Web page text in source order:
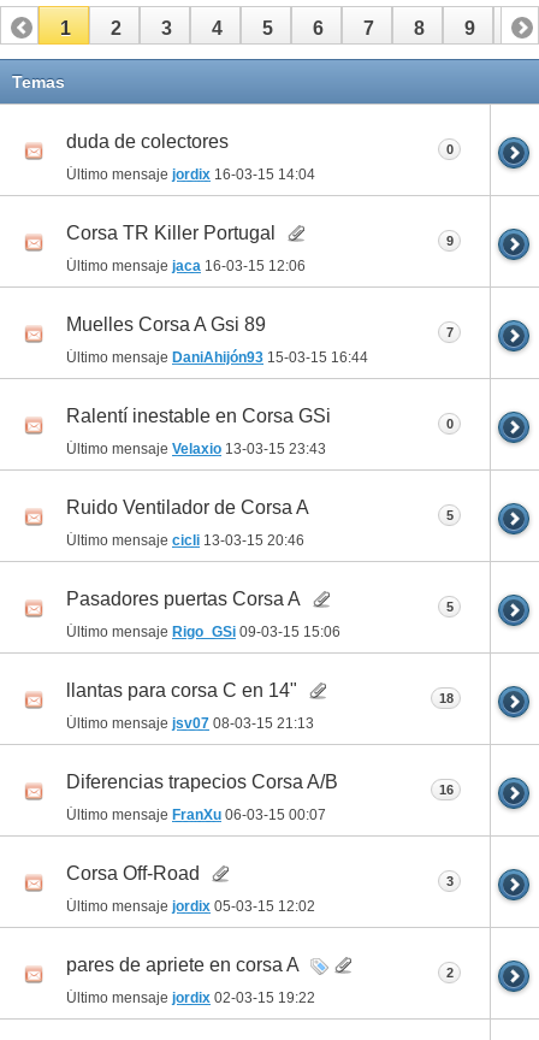
1 2 3 4 5 6 7 8 9 10
11
Temas
duda de colectores
Último mensaje jordix 16-03-15 14:04
0
Corsa TR Killer Portugal
Último mensaje jaca 16-03-15 12:06
9
Muelles Corsa A Gsi 89
Último mensaje DaniAhijón93 15-03-15 16:44
7
Ralentí inestable en Corsa GSi
Último mensaje Velaxio 13-03-15 23:43
0
Ruido Ventilador de Corsa A
Último mensaje cicli 13-03-15 20:46
5
Pasadores puertas Corsa A
Último mensaje Rigo_GSi 09-03-15 15:06
5
llantas para corsa C en 14"
Último mensaje jsv07 08-03-15 21:13
18
Diferencias trapecios Corsa A/B
Último mensaje FranXu 06-03-15 00:07
16
Corsa Off-Road
Último mensaje jordix 05-03-15 12:02
3
pares de apriete en corsa A
Último mensaje jordix 02-03-15 19:22
2